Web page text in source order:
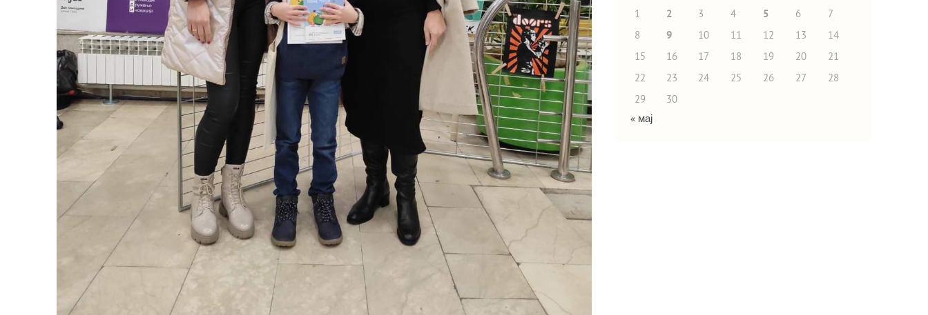
1
2 3 4 5 6
7
8
9 10 11 12 13
14
15
16 17 18 19 20
21
22
23 24 25 26 27
28
29
30
« мај